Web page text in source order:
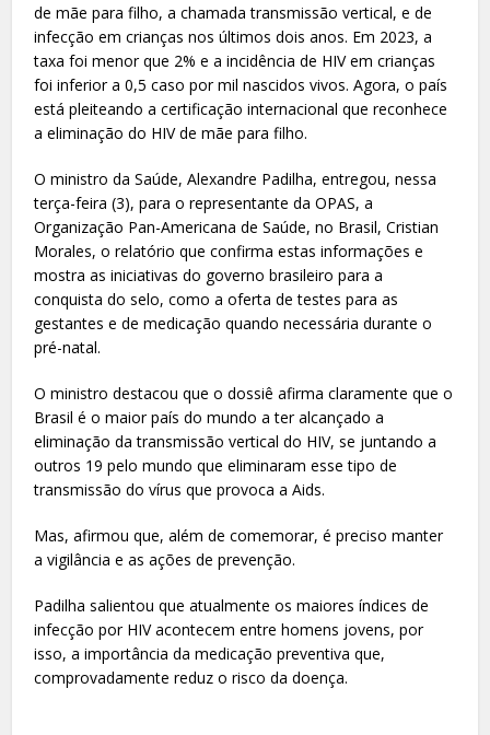
de mãe para filho, a chamada transmissão vertical, e de
infecção em crianças nos últimos dois anos. Em 2023, a
taxa foi menor que 2% e a incidência de HIV em crianças
foi inferior a 0,5 caso por mil nascidos vivos. Agora, o país
está pleiteando a certificação internacional que reconhece
a eliminação do HIV de mãe para filho.
O ministro da Saúde, Alexandre Padilha, entregou, nessa
terça-feira (3), para o representante da OPAS, a
Organização Pan-Americana de Saúde, no Brasil, Cristian
Morales, o relatório que confirma estas informações e
mostra as iniciativas do governo brasileiro para a
conquista do selo, como a oferta de testes para as
gestantes e de medicação quando necessária durante o
pré-natal.
O ministro destacou que o dossiê afirma claramente que o
Brasil é o maior país do mundo a ter alcançado a
eliminação da transmissão vertical do HIV, se juntando a
outros 19 pelo mundo que eliminaram esse tipo de
transmissão do vírus que provoca a Aids.
Mas, afirmou que, além de comemorar, é preciso manter
a vigilância e as ações de prevenção.
Padilha salientou que atualmente os maiores índices de
infecção por HIV acontecem entre homens jovens, por
isso, a importância da medicação preventiva que,
comprovadamente reduz o risco da doença.